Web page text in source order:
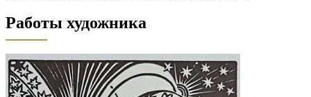
Работы художника